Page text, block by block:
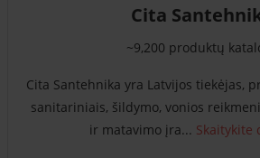
Cita
~9,200 produktų
Cita Santehnika yra Latvijos tiekėjas,
sanitariniais, šildymo, vonios
ir matavimo įra... Skaitykite